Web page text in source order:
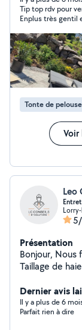
Tip top rdv pour
Enplus très gentil
Tonte de pelouse
Leo
Présentation
Bonjour, Nous faisons de l'entretien d'espaces vert,
Taillage de
Dernier avis
Il y a plus de 6
Parfait rien à dire